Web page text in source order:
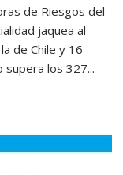
de Riesgos del
jaquea al
de Chile y 16
supera los 327...